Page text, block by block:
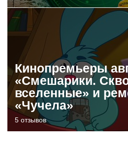
Кинопремьеры
«Смешарики.
вселенные» и
«Чучела»
5 отзывов